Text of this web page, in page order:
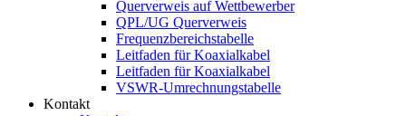
Querverweis auf Wettbewerber
QPL/UG Querverweis
Frequenzbereichstabelle
Leitfaden für Koaxialkabel
Leitfaden für Koaxialkabel
VSWR-Umrechnungstabelle
Kontakt